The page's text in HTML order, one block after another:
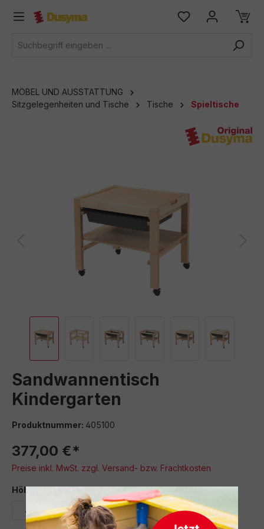
springen
MÖBEL UND AUSSTATTUNG
Sitzgelegenheiten und Tische
Tische Spieltische
Sandwannentisch
Kindergarten
Produktnummer: 405100
377,00 €*
Preise inkl. MwSt. zzgl. Versand- bzw. Frachtkosten
Höhe (cm)auswählen
46 61,5 72